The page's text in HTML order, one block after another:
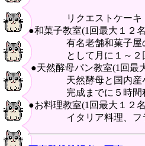
として月に
リクエストケーキ：好
●和菓子教室(1回最大１２
有名老舗和菓子屋の職
として月に１～２回(
●天然酵母パン教室(1回最
天然酵母と国内産小麦
完成までに５時間程度
●お料理教室(1回最大１２
イタリア料理、フラ